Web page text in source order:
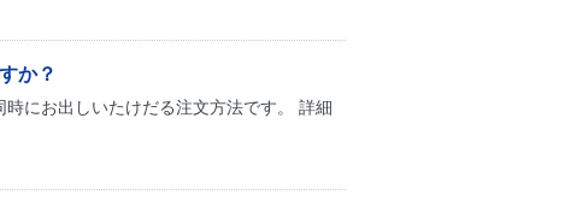
か？
にお出しいたけだる注文方法です。 詳細